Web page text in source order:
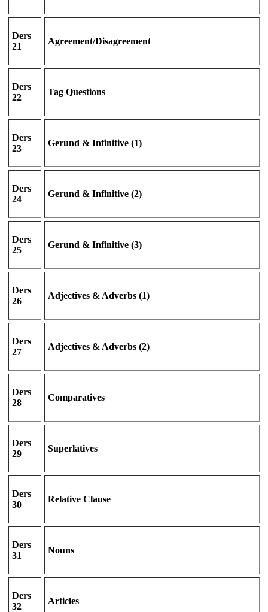
Ders
21
Agreement/Disagreement
Ders
22
Tag Questions
Ders
23
Gerund & Infinitive (1)
Ders
24
Gerund & Infinitive (2)
Ders
25
Gerund & Infinitive (3)
Ders
26
Adjectives & Adverbs (1)
Ders
27
Adjectives & Adverbs (2)
Ders
28
Comparatives
Ders
29
Superlatives
Ders
30
Relative Clause
Ders
31
Nouns
Ders
32
Articles